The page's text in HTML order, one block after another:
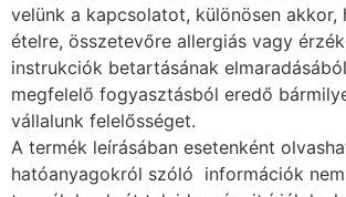
velünk a kapcsolatot, különösen akkor,
ételre, összetevőre allergiás vagy
instrukciók betartásának
megfelelő fogyasztásból eredő
vállalunk felelősséget.
A termék leírásában esetenként
hatóanyagokról szóló információk